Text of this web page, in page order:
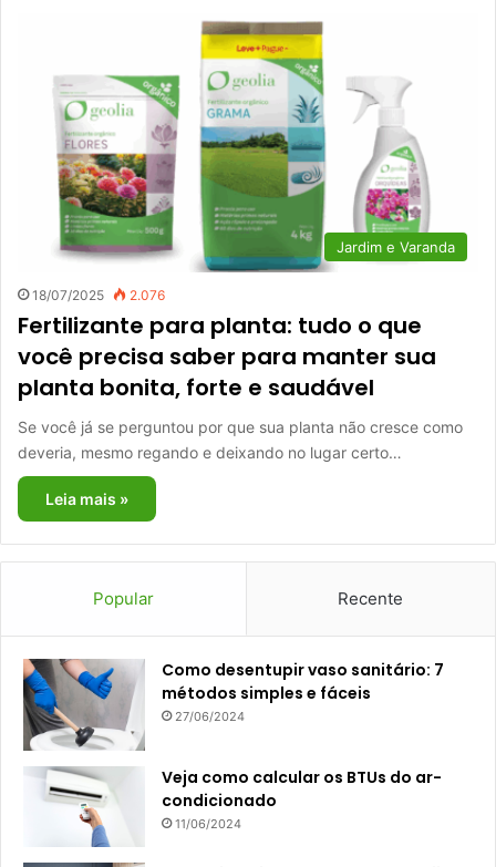
Jardim e Varanda
18/07/2025 2.076
Fertilizante para planta: tudo o que
você precisa saber para manter sua
planta bonita, forte e saudável
Se você já se perguntou por que sua planta não cresce como
deveria, mesmo regando e deixando no lugar certo…
Leia mais »
Popular Recente
Como desentupir vaso sanitário: 7
métodos simples e fáceis
27/06/2024
Veja como calcular os BTUs do ar-
condicionado
11/06/2024